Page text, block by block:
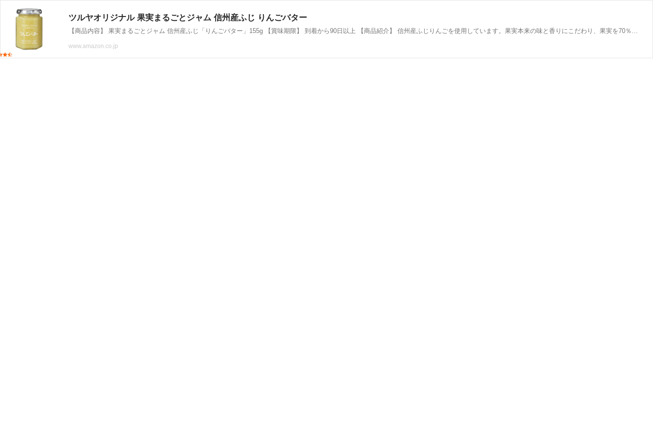
ツルヤオリジナル 果実まるごとジャム 信州産ふじ りんごバター
【商品内容】 果実まるごとジャム 信州産ふじ「りんごバター」155g 【賞味期限】 到着から90日以上 【商品紹介】 信州産ふじりんごを使用しています。果実本来の味と香りにこだわり、果実を70％使用することで、まるで果実をまるごと食べたかのような感覚を持って頂けるおいしさに仕上げました。
www.amazon.co.jp